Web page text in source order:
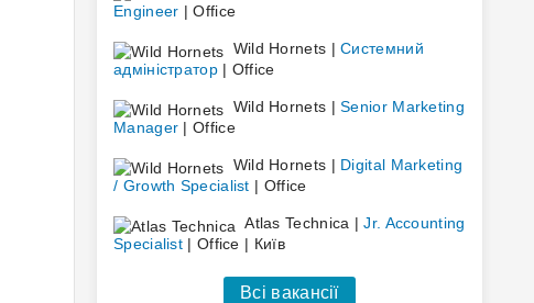
Engineer | Office
Wild Hornets |Системний
адміністратор| Office
Wild Hornets |Senior Marketing
Manager | Office
Wild Hornets | Digital Marketing
/ Growth Specialist | Office
Atlas Technica |Jr. Accounting
Specialist | Office | Київ
Всі вакансії